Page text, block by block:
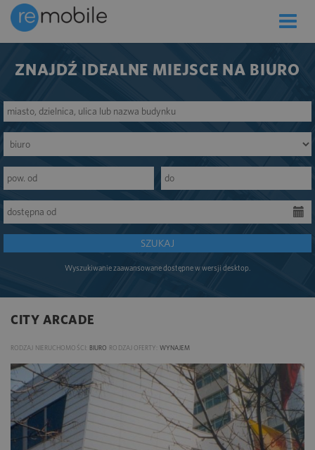
Toggle
ZNAJDŹ IDEALNE MIEJSCE NA BIURO
SZUKAJ
Wyszukiwanie zaawansowane dostępne w wersji desktop.
CITY ARCADE
RODZAJ NIERUCHOMOŚCI: BIURO RODZAJ OFERTY: WYNAJEM